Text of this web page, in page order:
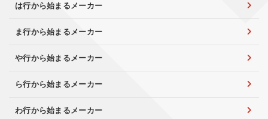
は行から始まるメーカー
ま行から始まるメーカー
や行から始まるメーカー
ら行から始まるメーカー
わ行から始まるメーカー